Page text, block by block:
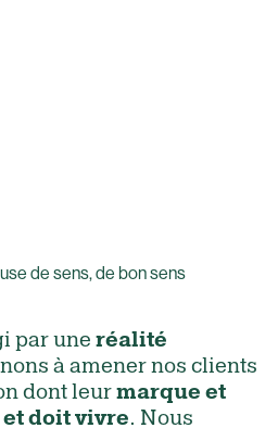
de sens, de bon sens
par une réalité
à amener nos clients
dont leurmarque et
doit vivre. Nous